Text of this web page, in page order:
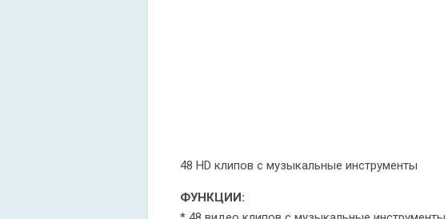
48 HD клипов с музыкальные инструменты
ФУНКЦИИ: